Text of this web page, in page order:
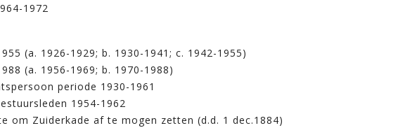
1972
(a. 1926-1929; b. 1930-1941; c. 1942-1955)
(a. 1956-1969; b. 1970-1988)
periode 1930-1961
1954-1962
om Zuiderkade af te mogen zetten (d.d. 1 dec.1884)